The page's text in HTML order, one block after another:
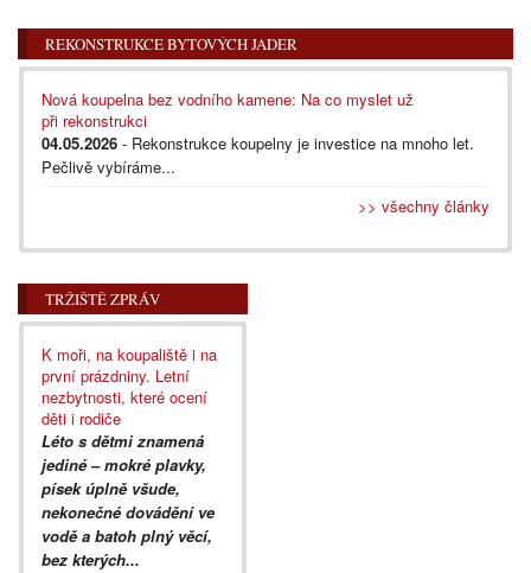
REKONSTRUKCE BYTOVÝCH JADER
Nová koupelna bez vodního kamene: Na co myslet už
při rekonstrukci
04.05.2026 - Rekonstrukce koupelny je investice na mnoho let.
Pečlivě vybíráme...
>> všechny články
TRŽIŠTĚ ZPRÁV
K moři, na koupaliště i na
první prázdniny. Letní
nezbytnosti, které ocení
děti i rodiče
Léto s dětmi znamená
jediné – mokré plavky,
písek úplně všude,
nekonečné dovádění ve
vodě a batoh plný věcí,
bez kterých...